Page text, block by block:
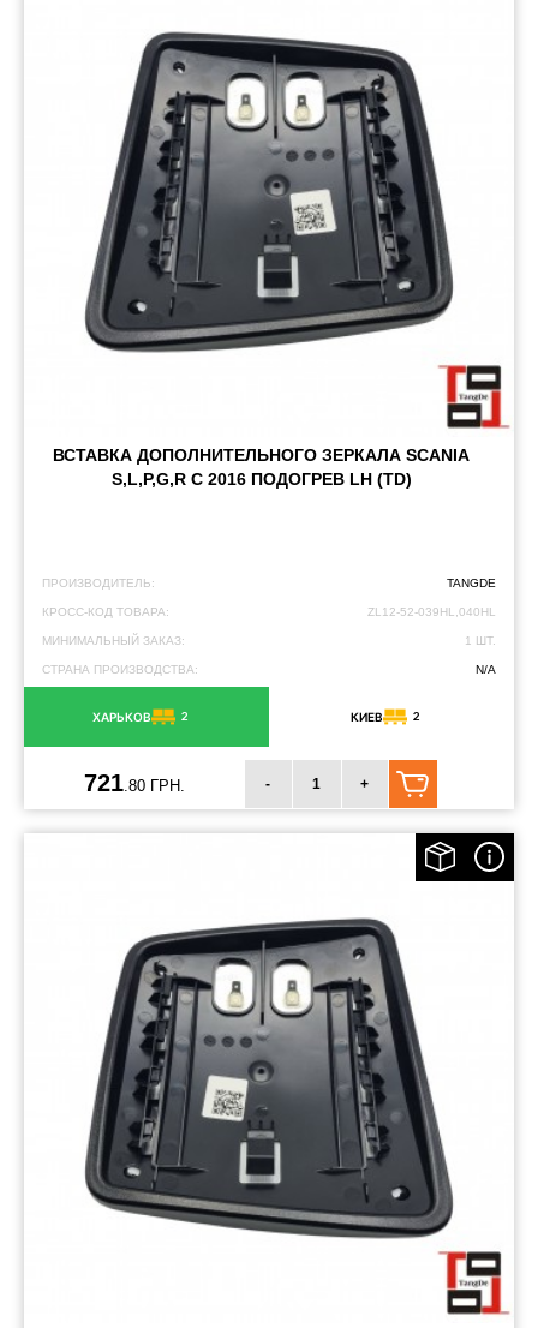
Запчасти
Инструменты
Оснащение прицепов
Автономное отопление и
кондиционировани
Стяжные ремни и тросы
ВСТАВКА ДОПОЛНИТЕЛЬНОГО ЗЕРКАЛА SCANIA
S,L,P,G,R С 2016 ПОДОГРЕВ LH (TD)
ПРОИЗВОДИТЕЛЬ: TANGDE
КРОСС-КОД ТОВАРА: ZL12-52-039HL,040HL
МИНИМАЛЬНЫЙ ЗАКАЗ: 1 ШТ.
СТРАНА ПРОИЗВОДСТВА: N/A
ХАРЬКОВ 2 КИЕВ 2
721.80 ГРН. - +